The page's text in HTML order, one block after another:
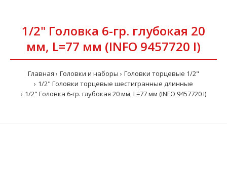
1/2" Головка 6-гр. глубокая 20
мм, L=77 мм (INFO 9457720 I)
Главная Головки и наборы
Головки торцевые 1/2"
1/2" Головки торцевые шестигранные длинные
1/2" Головка 6-гр. глубокая 20 мм, L=77 мм (INFO 9457720 I)